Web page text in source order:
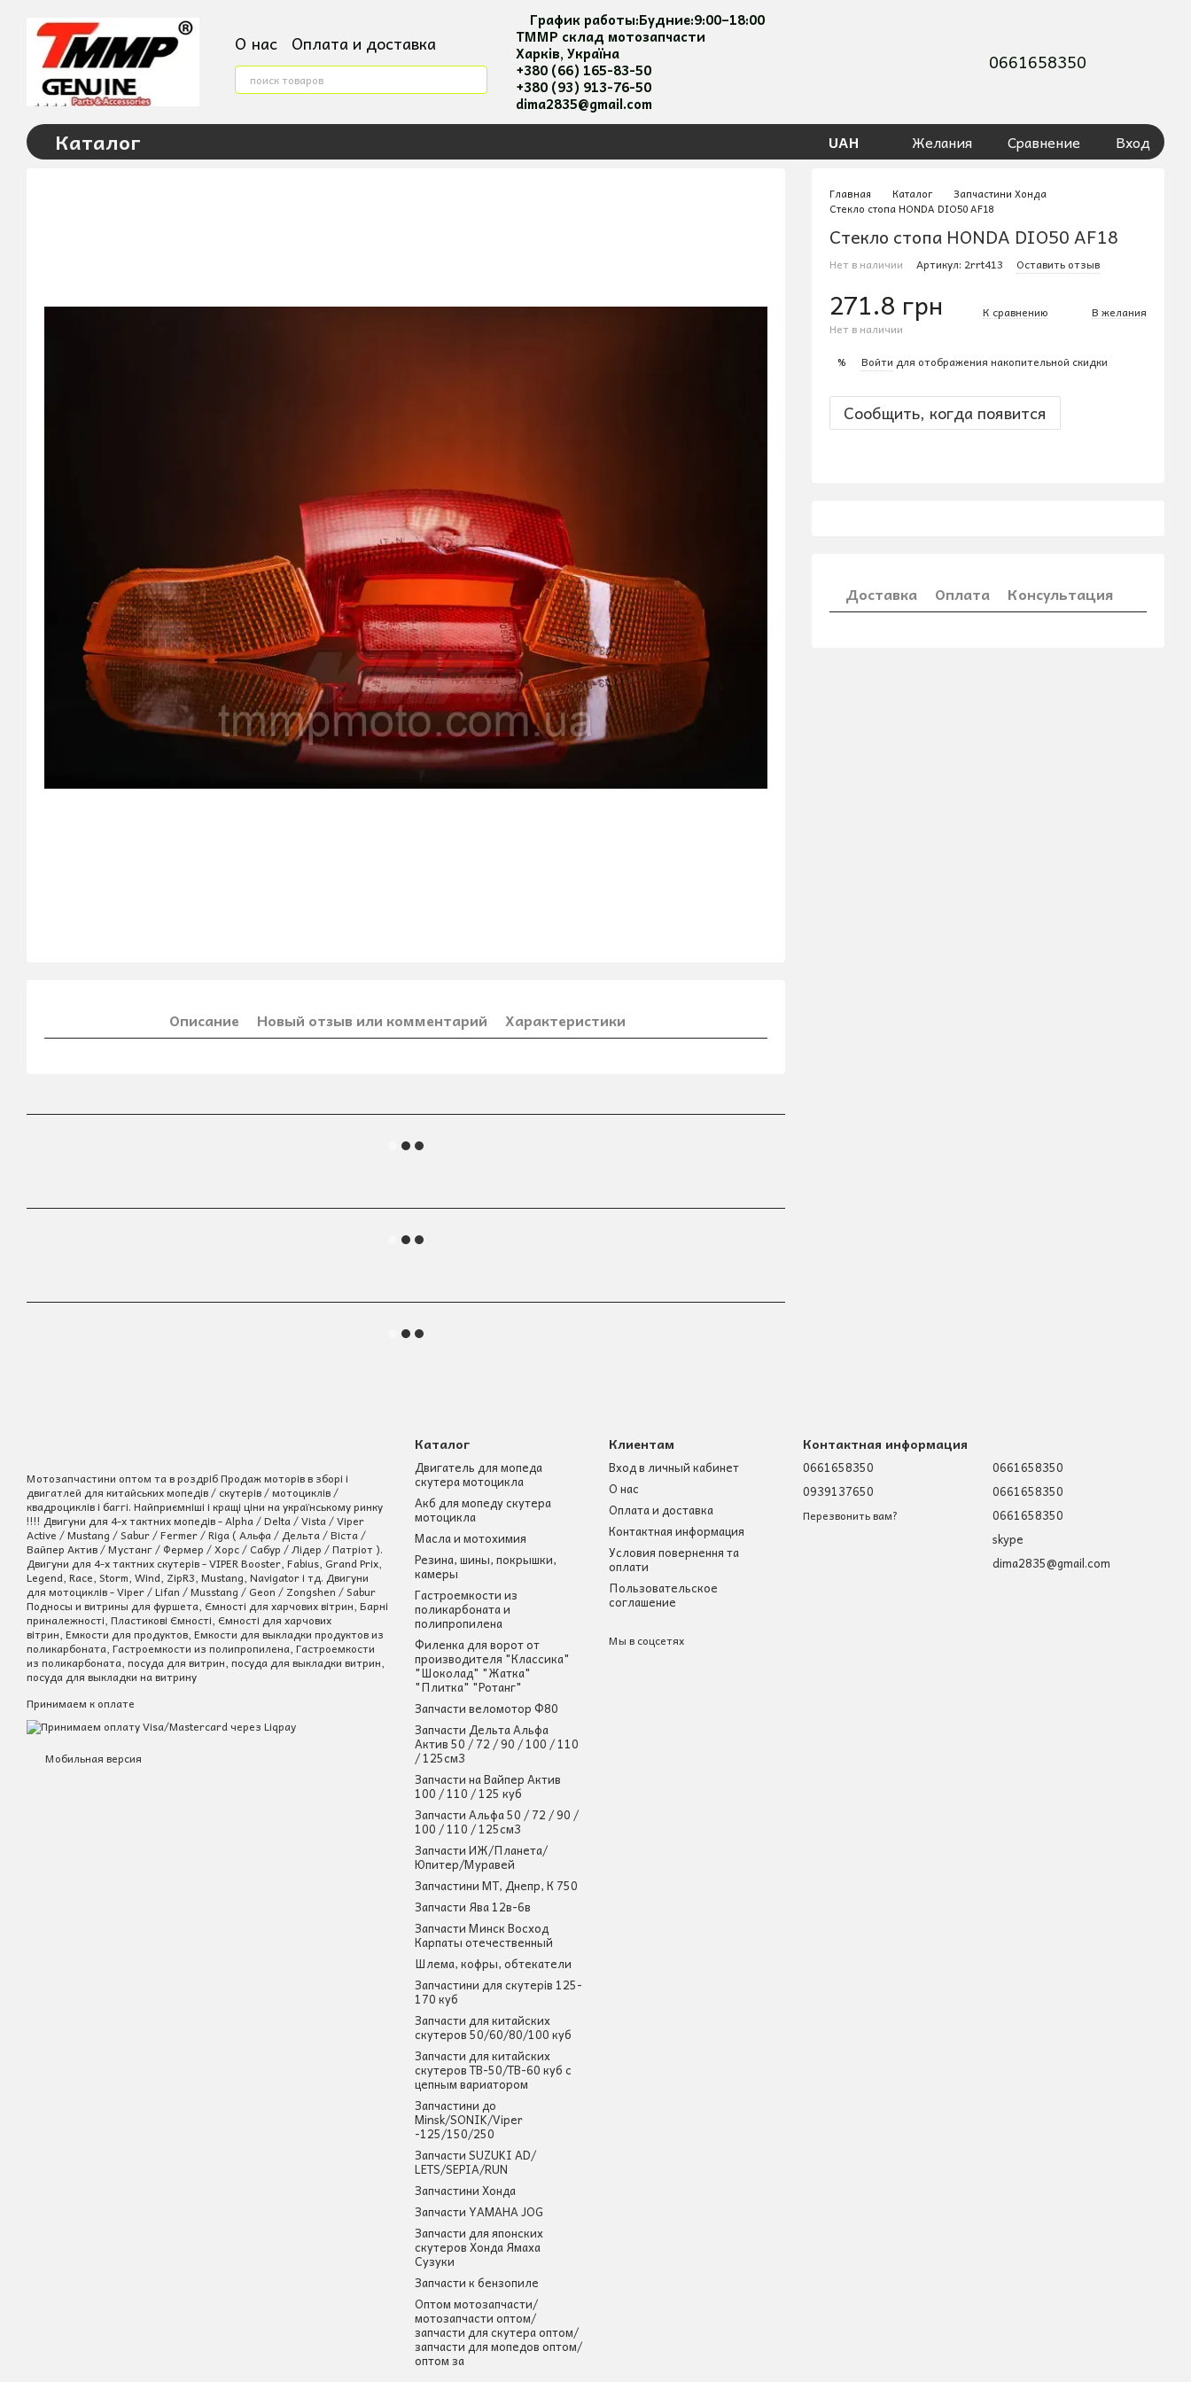
О нас Оплата и доставка
Контактная информация
Условия повернення та оплати
Пользовательское соглашение
График работы:Будние:9:00–18:00
ТММР склад мотозапчасти
Харків, Україна
+380 (66) 165-83-50
+380 (93) 913-76-50
dima2835@gmail.com
0661658350
Каталог UAH Желания Сравнение Вход
Главная Каталог
Запчастини Хонда
Стекло стопа HONDA DIO50 AF18
Стекло стопа HONDA DIO50 AF18
Нет в наличии Артикул: 2rrt413 Оставить отзыв
271.8 грн
Нет в наличии
К сравнению В желания
% Войти для отображения накопительной скидки
Сообщить, когда появится
Доставка Оплата Консультация
Описание Новый отзыв или комментарий Характеристики
Мотозапчастини оптом та в роздріб Продаж моторів в зборі і
двигатлей для китайських мопедів / скутерів / мотоциклів /
квадроциклів і баггі. Найприємніші і кращі ціни на українському ринку
!!!! Двигуни для 4-х тактних мопедів - Alpha / Delta / Vista / Viper
Active / Mustang / Sabur / Fermer / Riga ( Альфа / Дельта / Віста /
Вайпер Актив / Мустанг / Фермер / Хорс / Сабур / Лідер / Патріот ).
Двигуни для 4-х тактних скутерів - VIPER Booster, Fabius, Grand Prix,
Legend, Race, Storm, Wind, ZipR3, Mustang, Navigator і тд. Двигуни
для мотоциклів - Viper / Lifan / Musstang / Geon / Zongshen / Sabur
Подносы и витрины для фуршета, Ємності для харчових вітрин, Барні
приналежності, Пластикові Ємності, Ємності для харчових
вітрин, Емкости для продуктов, Емкости для выкладки продуктов из
поликарбоната, Гастроемкости из полипропилена, Гастроемкости
из поликарбоната, посуда для витрин, посуда для выкладки витрин,
посуда для выкладки на витрину
Принимаем к оплате
Мобильная версия
Каталог
Двигатель для мопеда
скутера мотоцикла
Акб для мопеду скутера
мотоцикла
Масла и мотохимия
Резина, шины, покрышки,
камеры
Гастроемкости из
поликарбоната и
полипропилена
Филенка для ворот от
производителя "Классика"
"Шоколад" "Жатка"
"Плитка" "Ротанг"
Запчасти веломотор Ф80
Запчасти Дельта Альфа
Актив 50 / 72 / 90 / 100 / 110
/ 125см3
Запчасти на Вайпер Актив
100 / 110 / 125 куб
Запчасти Альфа 50 / 72 / 90 /
100 / 110 / 125см3
Запчасти ИЖ/Планета/
Юпитер/Муравей
Запчастини МТ, Днепр, К 750
Запчасти Ява 12в-6в
Запчасти Минск Восход
Карпаты отечественный
Шлема, кофры, обтекатели
Запчастини для скутерів 125-
170 куб
Запчасти для китайских
скутеров 50/60/80/100 куб
Запчасти для китайских
скутеров ТВ-50/ТВ-60 куб с
цепным вариатором
Запчастини до
Minsk/SONIK/Viper
-125/150/250
Запчасти SUZUKI AD/
LETS/SEPIA/RUN
Запчастини Хонда
Запчасти YAMAHA JOG
Запчасти для японских
скутеров Хонда Ямаха
Сузуки
Запчасти к бензопиле
Оптом мотозапчасти/
мотозапчасти оптом/
запчасти для скутера оптом/
запчасти для мопедов оптом/
оптом за
Клиентам
Вход в личный кабинет
О нас
Оплата и доставка
Контактная информация
Условия повернення та
оплати
Пользовательское
соглашение
Мы в соцсетях
Контактная информация
0661658350
0939137650
Перезвонить вам?
0661658350
0661658350
0661658350
skype
dima2835@gmail.com